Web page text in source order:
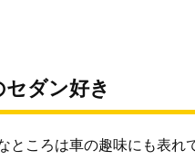
セダン好き
ところは車の趣味にも表れ